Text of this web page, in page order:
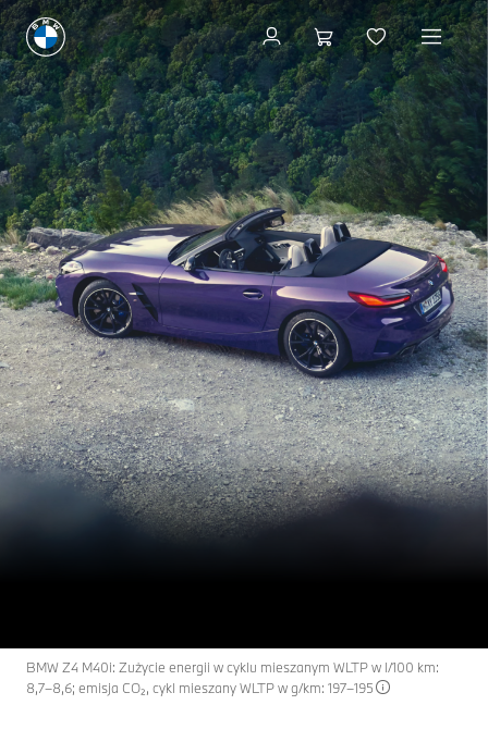
THE
Z4
Zapytaj o ofertę
BMW Z4 M40i: Zużycie energii w cyklu mieszanym WLTP w l/100 km:
8,7–8,6; emisja CO₂, cykl mieszany WLTP w g/km: 197–195